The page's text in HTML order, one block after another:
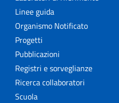
Linee guida
Organismo Notificato
Progetti
Pubblicazioni
Registri e sorveglianze
Ricerca collaboratori
Scuola